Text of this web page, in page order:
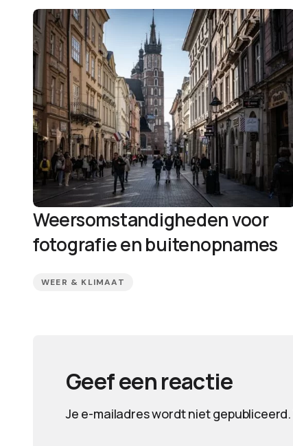
Weersomstandigheden voor
fotografie en buitenopnames
WEER & KLIMAAT
Geef een reactie
Je e-mailadres wordt niet gepubliceerd.